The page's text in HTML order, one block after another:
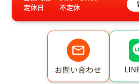
プロタイムズ 外壁塗装ジャーナル
古河店